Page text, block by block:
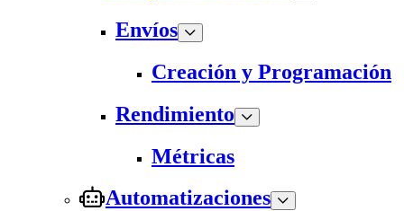
Envíos
Creación y Programación
Rendimiento
Métricas
Automatizaciones